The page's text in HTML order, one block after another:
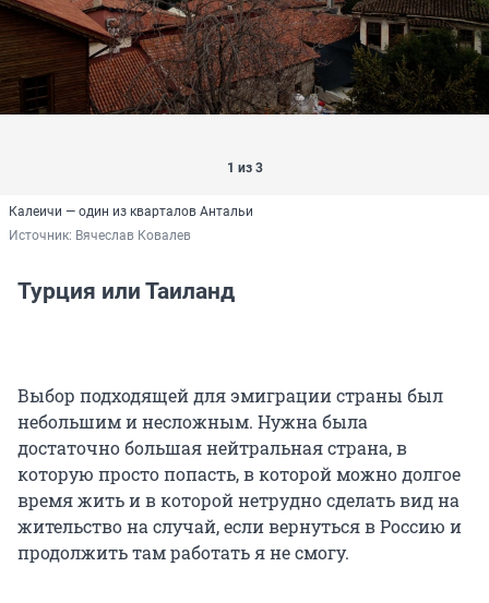
1 из 3
Калеичи — один из кварталов Антальи
Источник: Вячеслав Ковалев
Турция или Таиланд
Выбор подходящей для эмиграции страны был
небольшим и несложным. Нужна была
достаточно большая нейтральная страна, в
которую просто попасть, в которой можно долгое
время жить и в которой нетрудно сделать вид на
жительство на случай, если вернуться в Россию и
продолжить там работать я не смогу.